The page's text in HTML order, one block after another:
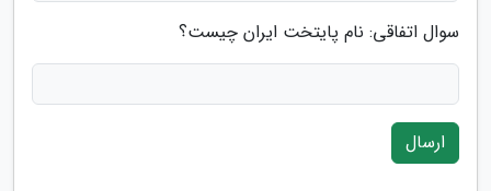
سوال اتفاقی: نام پایتخت ایران چیست؟
ارسال